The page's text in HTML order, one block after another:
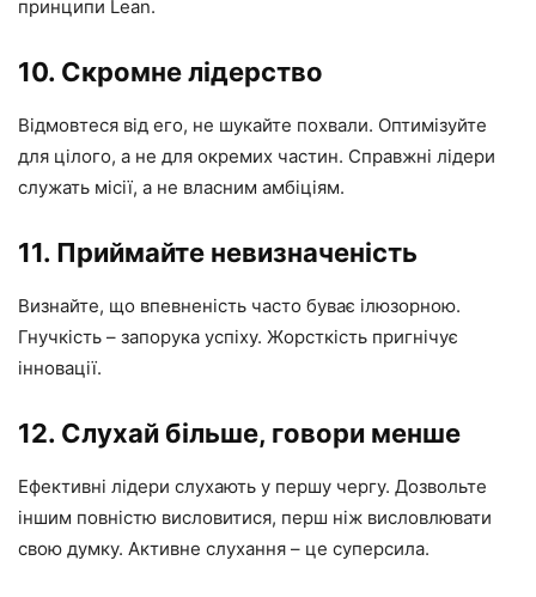
принципи Lean.
10. Скромне лідерство
Відмовтеся від его, не шукайте похвали. Оптимізуйте
для цілого, а не для окремих частин. Справжні лідери
служать місії, а не власним амбіціям.
11. Приймайте невизначеність
Визнайте, що впевненість часто буває ілюзорною.
Гнучкість – запорука успіху. Жорсткість пригнічує
інновації.
12. Слухай більше, говори менше
Ефективні лідери слухають у першу чергу. Дозвольте
іншим повністю висловитися, перш ніж висловлювати
свою думку. Активне слухання – це суперсила.